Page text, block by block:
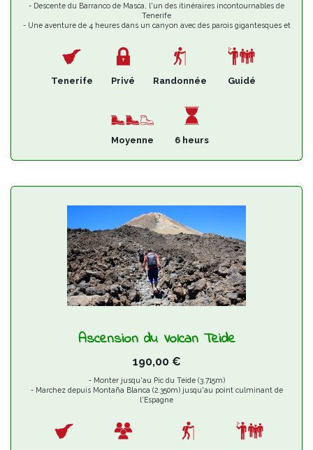
- Descente du Barranco de Masca, l'un des itinéraires incontournables de
Tenerife
- Une aventure de 4 heures dans un canyon avec des parois gigantesques et
- Départ en bateau en profitant d'une vue imprenable sur les Falaises de Los
Tenerife Privé Randonnée Guidé
Moyenne 6 heurs
Ascension du Volcan Teide
190,00€
- Monter jusqu'au Pic du Teide (3.715m)
- Marchez depuis Montaña Blanca (2.350m) jusqu'au point culminant de
l'Espagne